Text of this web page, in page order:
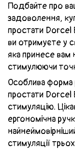
Подбайте про
задоволення,
простати Dorcel
ви отримуєте у
яка принесе вам
стимулюючи
Особлива форма
простати
стимуляцію.
ергономічна
стимуляції